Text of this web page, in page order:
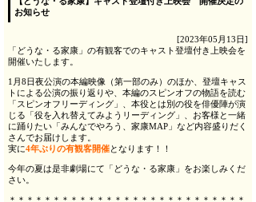
お知らせ
[2023年05月13日]
「どうな・る家康」の有観客でのキャスト登壇付き上映会を
開催いたします。
1月8日夜公演の本編映像（第一部のみ）のほか、登壇キャス
トによる公演の振り返りや、本編のスピンオフの物語を読む
「スピンオフリーディング」、本役とは別の役を俳優陣が演
じる「役を入れ替えてみようリーディング」、お客様と一緒
に踊りたい「みんなでやろう、家康MAP」など内容盛りだく
さんでお届けします。
実に4年ぶりの有観客開催となります！！
今年の夏は是非劇場にて「どうな・る家康」をお楽しみくだ
さい。
＊＊＊＊＊＊＊＊＊＊＊＊＊＊＊＊＊＊＊＊＊＊＊＊＊＊＊